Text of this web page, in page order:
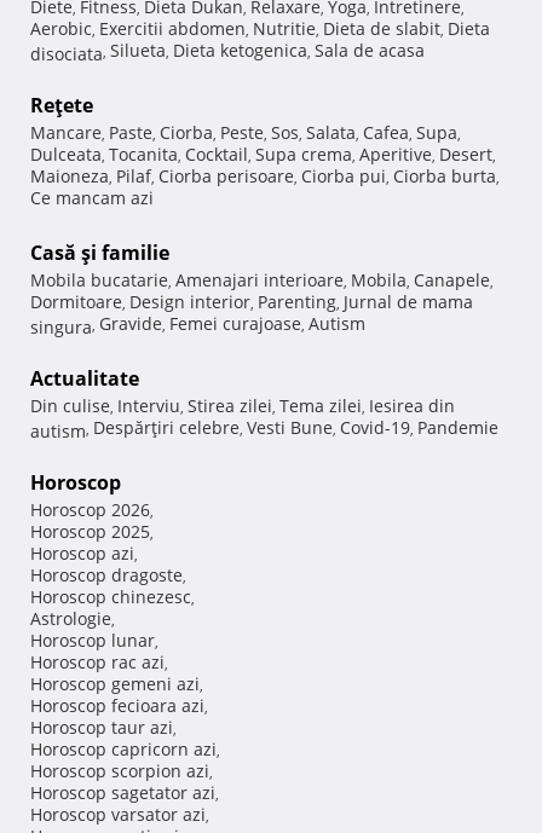
Diete, Fitness, Dieta Dukan, Relaxare, Yoga, Intretinere,
Aerobic, Exercitii abdomen, Nutritie, Dieta de slabit, Dieta
disociata, Silueta, Dieta ketogenica, Sala de acasa
Reţete
Mancare, Paste, Ciorba, Peste, Sos, Salata, Cafea, Supa,
Dulceata, Tocanita, Cocktail, Supa crema, Aperitive, Desert,
Maioneza, Pilaf, Ciorba perisoare, Ciorba pui, Ciorba burta,
Ce mancam azi
Casă şi familie
Mobila bucatarie, Amenajari interioare, Mobila, Canapele,
Dormitoare, Design interior, Parenting, Jurnal de mama
singura, Gravide, Femei curajoase, Autism
Actualitate
Din culise, Interviu, Stirea zilei, Tema zilei, Iesirea din
autism, Despărţiri celebre, Vesti Bune, Covid-19, Pandemie
Horoscop
Horoscop 2026,
Horoscop 2025,
Horoscop azi,
Horoscop dragoste,
Horoscop chinezesc,
Astrologie,
Horoscop lunar,
Horoscop rac azi,
Horoscop gemeni azi,
Horoscop fecioara azi,
Horoscop taur azi,
Horoscop capricorn azi,
Horoscop scorpion azi,
Horoscop sagetator azi,
Horoscop varsator azi,